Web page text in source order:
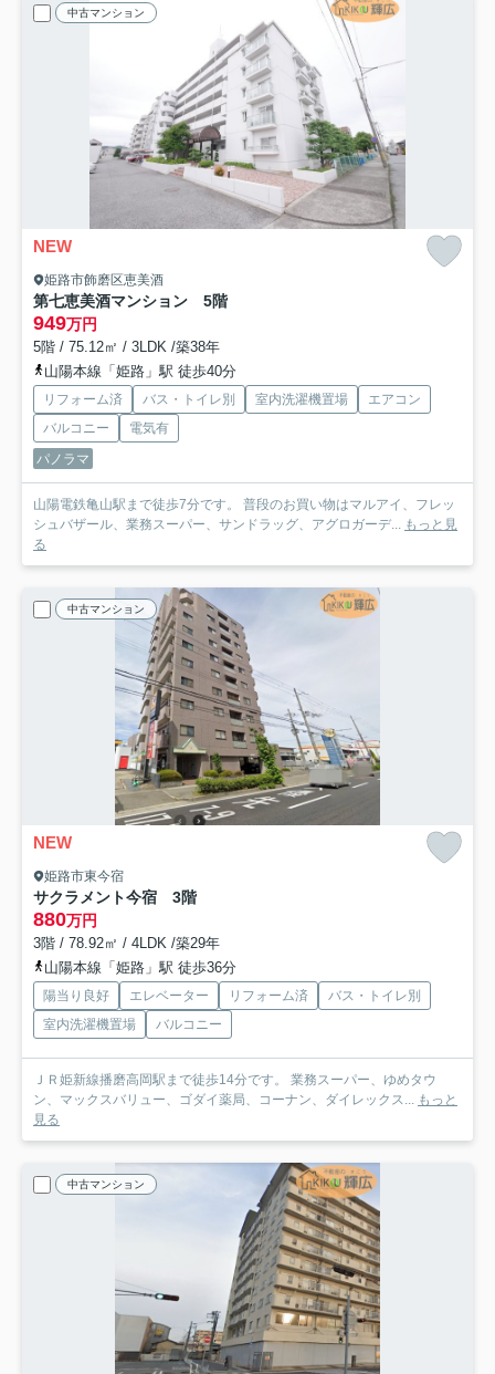
中古マンション
NEW
姫路市飾磨区恵美酒
第七恵美酒マンション 5階
949万円
5階 / 75.12㎡ / 3LDK /築38年
山陽本線「姫路」駅 徒歩40分
リフォーム済 バス・トイレ別 室内洗濯機置場
エアコン
バルコニー
電気有
パノラマ
山陽電鉄亀山駅まで徒歩7分です。 普段のお買い物はマルアイ、フレッ
シュバザール、業務スーパー、サンドラッグ、アグロガーデ... もっと見
る
中古マンション
NEW
姫路市東今宿
サクラメント今宿 3階
880万円
3階 / 78.92㎡ / 4LDK /築29年
山陽本線「姫路」駅 徒歩36分
陽当り良好 エレベーター リフォーム済
バス・トイレ別
室内洗濯機置場
バルコニー
ＪＲ姫新線播磨高岡駅まで徒歩14分です。 業務スーパー、ゆめタウ
ン、マックスバリュー、ゴダイ薬局、コーナン、ダイレックス... もっと
見る
中古マンション